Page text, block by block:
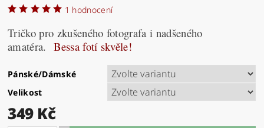
1 hodnocení
Tričko pro zkušeného fotografa i nadšeného
amatéra.Bessa fotí skvěle!
Pánské/Dámské
Velikost
349 Kč